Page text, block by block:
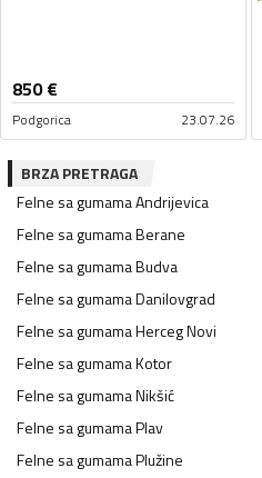
850€
Podgorica 23.07.26
BRZA PRETRAGA
Felne sa gumamaAndrijevica
Felne sa gumamaBerane
Felne sa gumamaBudva
Felne sa gumamaDanilovgrad
Felne sa gumamaHerceg Novi
Felne sa gumamaKotor
Felne sa gumamaNikšić
Felne sa gumamaPlav
Felne sa gumamaPlužine